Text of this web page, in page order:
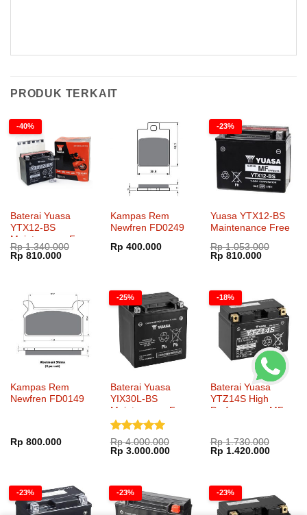
PRODUK TERKAIT
-40%
Baterai Yuasa
YTX12-BS
Maintenance Free
Rp1.340.000
Harga
aslinya
Rp 810.000Harga
Rp 810.000.
Kampas Rem
Newfren FD0249
Rp 400.000
-23%
Yuasa YTX12-BS
Maintenance Free
Rp1.053.000
Harga
aslinya
Rp 810.000Harga
Kampas Rem
Newfren FD0149
Rp 800.000
-25%
Baterai Yuasa
YIX30L-BS
Maintenance Free
Dinilai5
dari 5
Rp4.000.000
Harga
aslinya
Rp 3.000.000Harga
Rp 3.000.000.
-18%
Baterai Yuasa
YTZ14S High
Performance MF
Rp1.730.000
Harga
aslinya
Rp 1.420.000Harga
-23% -23% -23%